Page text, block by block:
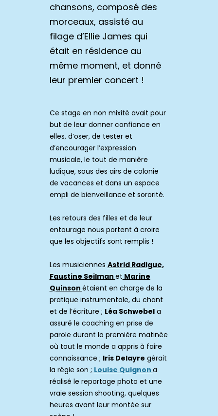
chansons, composé des
morceaux, assisté au
filage d’Ellie James qui
était en résidence au
même moment, et donné
leur premier concert !
Ce stage en non mixité avait pour
but de leur donner confiance en
elles, d’oser, de tester et
d’encourager l’expression
musicale, le tout de manière
ludique, sous des airs de colonie
de vacances et dans un espace
empli de bienveillance et sororité.
Les retours des filles et de leur
entourage nous portent à croire
que les objectifs sont remplis !
Les musiciennes Astrid Radigue,
Faustine Seilman et Marine
Quinson étaient en charge de la
pratique instrumentale, du chant
et de l’écriture ; Léa Schwebela
assuré le coaching en prise de
parole durant la première matinée
où tout le monde a appris à faire
connaissance ; Iris Delayre gérait
la régie son ; Louise Quignon a
réalisé le reportage photo et une
vraie session shooting, quelques
heures avant leur montée sur